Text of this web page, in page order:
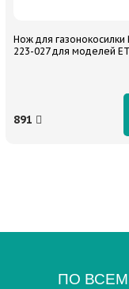
Нож для газонокосилки
223-027 для моделей
891
ПО